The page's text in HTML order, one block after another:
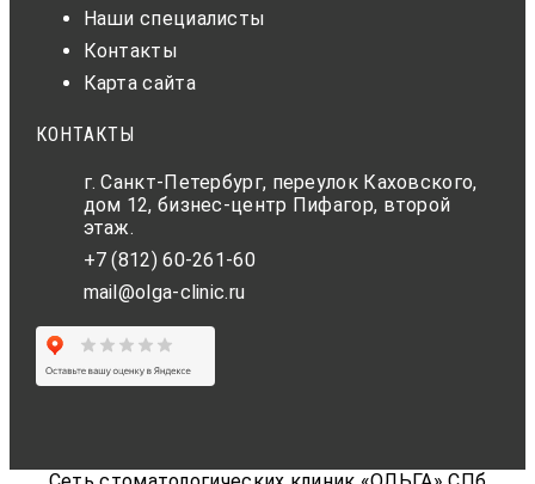
Наши специалисты
Контакты
Карта сайта
КОНТАКТЫ
г. Санкт-Петербург, переулок Каховского,
дом 12, бизнес-центр Пифагор, второй
этаж.
+7 (812) 60-261-60
mail@olga-clinic.ru